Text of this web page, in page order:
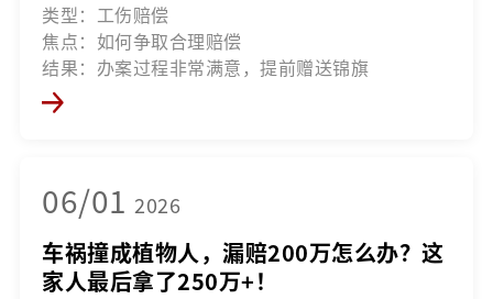
类型：工伤赔偿
焦点：如何争取合理赔偿
结果：办案过程非常满意，提前赠送锦旗
06/01 2026
车祸撞成植物人，漏赔200万怎么办？这
家人最后拿了250万+！